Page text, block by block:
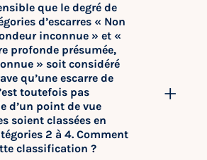
que le degré de
d’escarres « Non
inconnue » et «
profonde présumée,
» soit considéré
qu’une escarre de
toutefois pas
d’un point de vue
soient classées en
2 à 4. Comment
classification ?